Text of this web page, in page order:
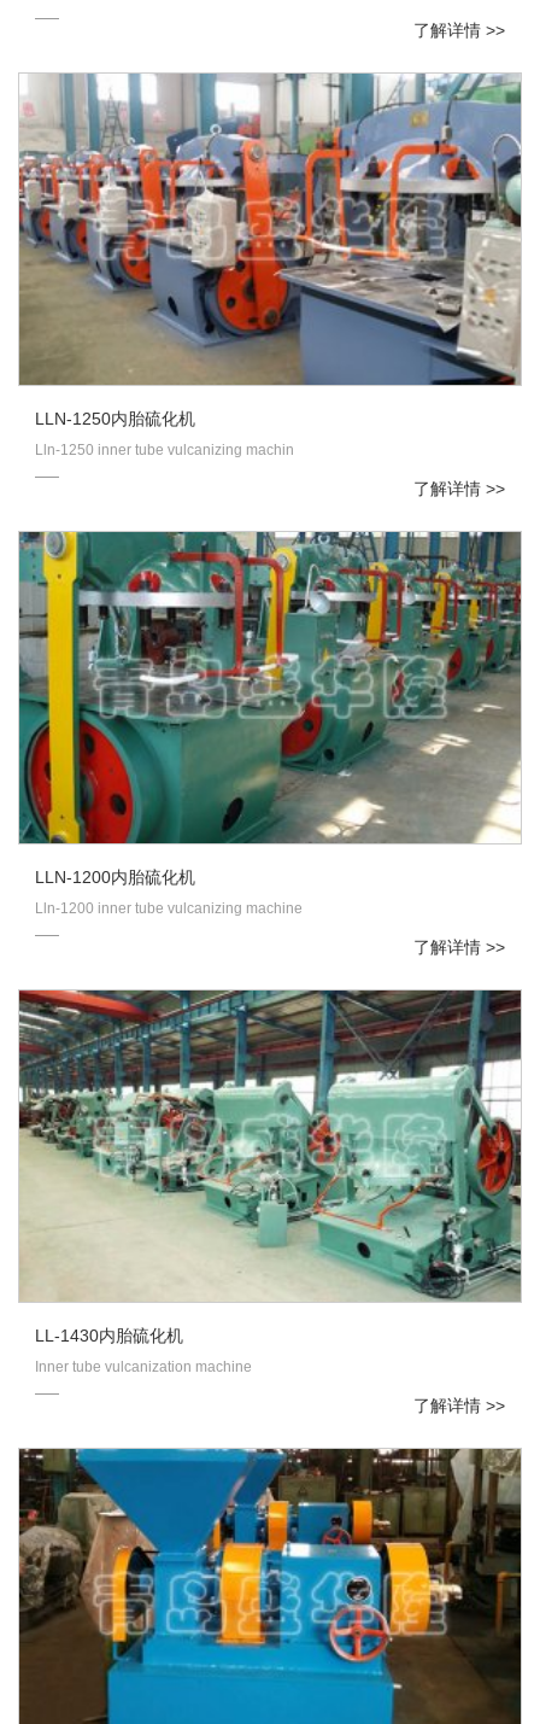
了解详情 >>
LLN-1250内胎硫化机
Lln-1250 inner tube vulcanizing machin
了解详情 >>
LLN-1200内胎硫化机
Lln-1200 inner tube vulcanizing machine
了解详情 >>
LL-1430内胎硫化机
Inner tube vulcanization machine
了解详情 >>